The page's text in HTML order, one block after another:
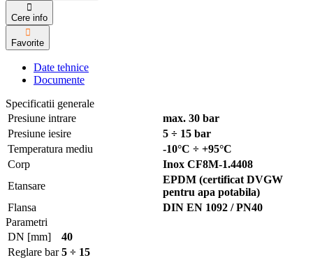
Cere info
Favorite
Date tehnice
Documente
Specificatii generale
Presiune intrare
max. 30 bar
Presiune iesire
5 ÷ 15 bar
Temperatura mediu
-10°C ÷ +95°C
Corp
Inox CF8M-1.4408
Etansare
EPDM (certificat DVGW
pentru apa potabila)
Flansa
DIN EN 1092 / PN40
Parametri
DN [mm]
40
Reglare bar 5 ÷ 15